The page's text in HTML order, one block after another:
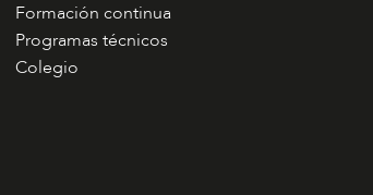
Formación continua
Programas técnicos
Colegio